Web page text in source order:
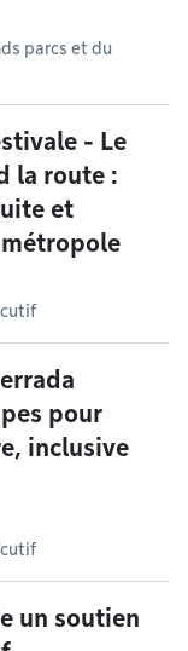
parcs et du
- Le
la route :
et
pour
inclusive
un soutien